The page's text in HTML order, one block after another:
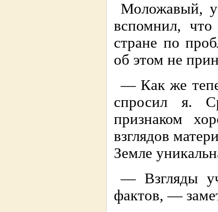
Моложавый,
вспомнил,
стране по
об этом не
— Как же
спросил я.
признаком
взглядов
Земле
— Взгляды
фактов, —